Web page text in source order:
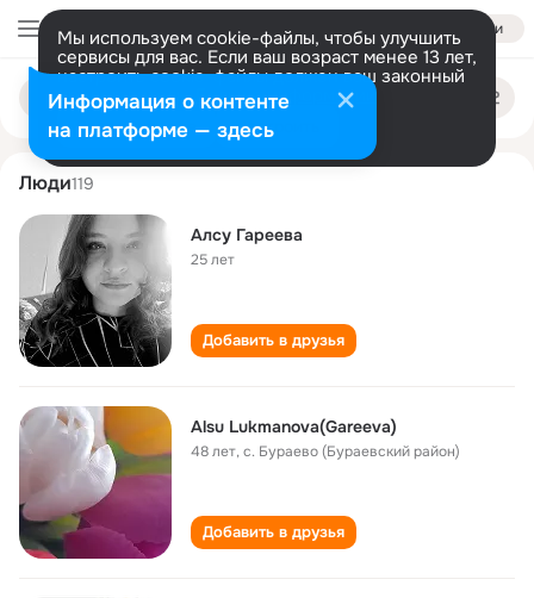
Войти
Мы используем cookie-файлы, чтобы улучшить
сервисы для вас. Если ваш возраст менее 13 лет,
настроить cookie-файлы должен ваш законный
представитель. Больше информации
Разрешить все Настроить
Поиск
людям
alsu gareeva
Люди119
Алсу Гареева
25 лет
Добавить в друзья
Alsu Lukmanova(Gareeva)
48 лет,с. Бураево (Бураевский район)
Добавить в друзья
Информация о контенте
на платформе — здесь